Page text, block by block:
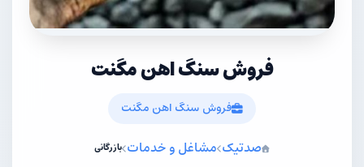
فروش سنگ اهن مگنت
فروش سنگ اهن مگنت
صدتیک مشاغل و خدمات بازرگانی